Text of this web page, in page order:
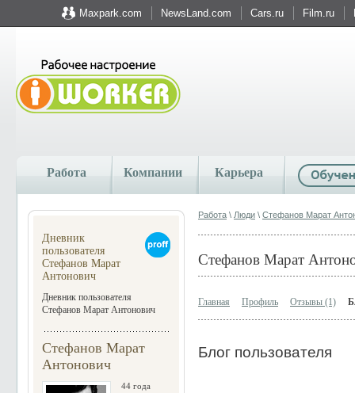
Maxpark.com NewsLand.com Cars.ru Film.ru
Работа Компании Карьера
Дневник
пользователя
Стефанов Марат
Антонович
Дневник пользователя
Стефанов Марат Антонович
Стефанов Марат
Антонович
44 года
Работа \ Люди \ Стефанов Марат
Стефанов Марат
Главная Профиль Отзывы (1)
Блог пользователя